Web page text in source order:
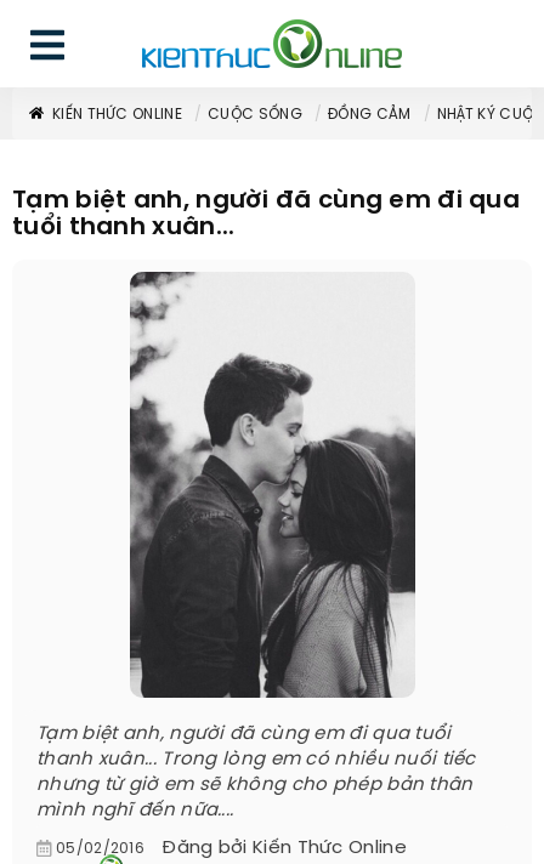
KIẾN THỨC ONLINE CUỘC SỐNG ĐỒNG CẢM NHẬT KÝ
Tạm biệt anh, người đã cùng em đi qua
tuổi thanh xuân...
Tạm biệt anh, người đã cùng em đi qua tuổi
thanh xuân... Trong lòng em có nhiều nuối tiếc
nhưng từ giờ em sẽ không cho phép bản thân
mình nghĩ đến nữa....
05/02/2016 Đăng bởi Kiến Thức Online